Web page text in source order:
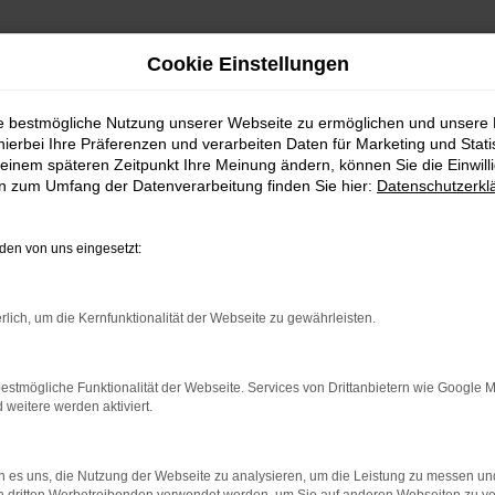
Lieferservice nach Horb
| Lieferservice nach
– IHR SUZUKI IGNIS
empfehlen wir Ihnen einen Suzuki Ignis
dem Weg zu einem Klassiker. Kennzeichnend ist das
Daub kaufen, profitieren Sie von unseren hohen
keinerlei Mängel mehr existieren und stellen dies
Cookie Einstellungen
bestmögliche Nutzung unserer Webseite zu ermöglichen und unsere
Ihre Präferenzen und verarbeiten Daten für Marketing und
späteren Zeitpunkt Ihre Meinung ändern, können Sie die
zum Umfang der Datenverarbeitung finden Sie hier:
von uns eingesetzt:
um die Kernfunktionalität der Webseite zu gewährleisten.
Funktionalität der Webseite. Services von Drittanbietern wie Google
weitere werden aktiviert.
es uns, die Nutzung der Webseite zu analysieren, um die Leistung zu messen